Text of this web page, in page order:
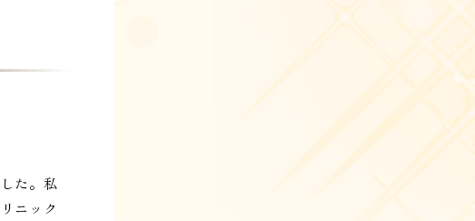
た。私
ニック